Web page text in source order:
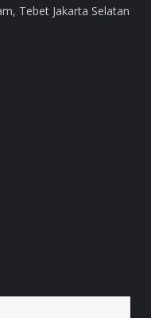
Tebet Jakarta Selatan